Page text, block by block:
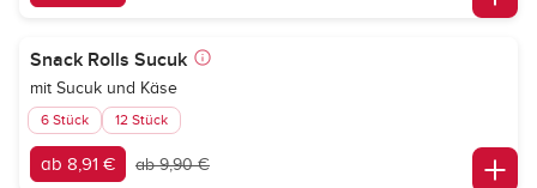
Snack Rolls Sucuk
mit Sucuk und Käse
6 Stück 12 Stück
ab 8,91 € ab 9,90 €